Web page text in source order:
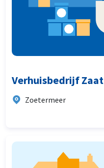
Verhuisbedrijf Zaat
Zoetermeer